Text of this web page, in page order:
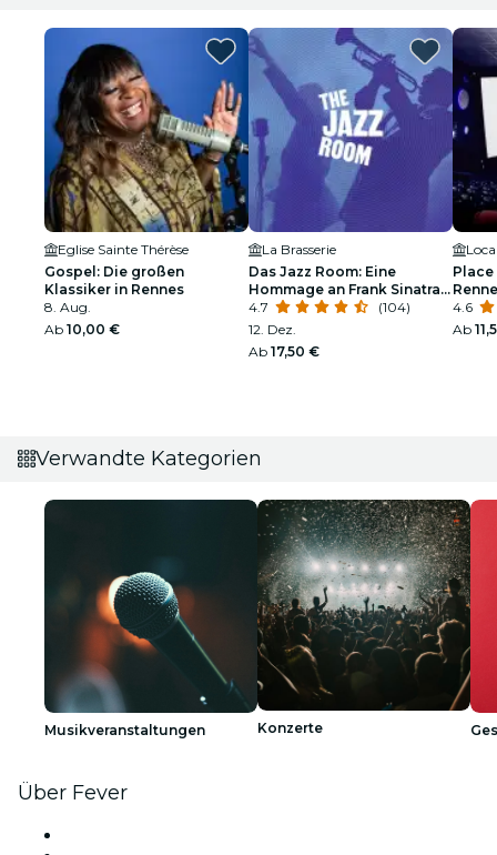
Eglise Sainte Thérèse
Gospel: Die großen
Klassiker in Rennes
8. Aug.
Ab 10,00 €
La Brasserie
Das Jazz Room: Eine
Hommage an Frank Sinatra
und Louis Armstrong
4.7
(104)
12. Dez.
Ab 17,50 €
Place
4.6
Ab
Verwandte Kategorien
Musikveranstaltungen Konzerte
Über Fever